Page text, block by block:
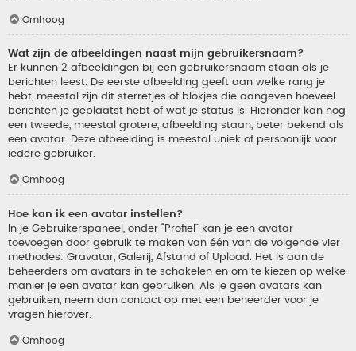
Omhoog
Wat zijn de afbeeldingen naast mijn gebruikersnaam?
Er kunnen 2 afbeeldingen bij een gebruikersnaam staan als je
berichten leest. De eerste afbeelding geeft aan welke rang je
hebt, meestal zijn dit sterretjes of blokjes die aangeven hoeveel
berichten je geplaatst hebt of wat je status is. Hieronder kan nog
een tweede, meestal grotere, afbeelding staan, beter bekend als
een avatar. Deze afbeelding is meestal uniek of persoonlijk voor
iedere gebruiker.
Omhoog
Hoe kan ik een avatar instellen?
In je Gebruikerspaneel, onder “Profiel” kan je een avatar
toevoegen door gebruik te maken van één van de volgende vier
methodes: Gravatar, Galerij, Afstand of Upload. Het is aan de
beheerders om avatars in te schakelen en om te kiezen op welke
manier je een avatar kan gebruiken. Als je geen avatars kan
gebruiken, neem dan contact op met een beheerder voor je
vragen hierover.
Omhoog